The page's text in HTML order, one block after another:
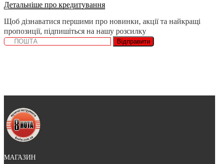
Детальніше про кредитування
Щоб дізнаватися першими про новинки, акції та найкращі
пропозиції, підпишіться на нашу розсилку
Відправити
МАГАЗИН